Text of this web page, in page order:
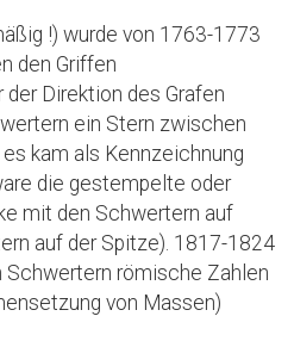
!) wurde von 1763-1773
den Griffen
der Direktion des Grafen
ein Stern zwischen
kam als Kennzeichnung
die gestempelte oder
mit den Schwertern auf
auf der Spitze). 1817-1824
Schwertern römische Zahlen
von Massen)